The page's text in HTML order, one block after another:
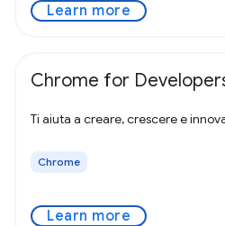
Learn more
Chrome for
Ti aiuta a creare, crescere e
Chrome
Learn more